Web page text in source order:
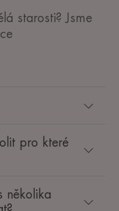
starosti? Jsme
pro které
několika